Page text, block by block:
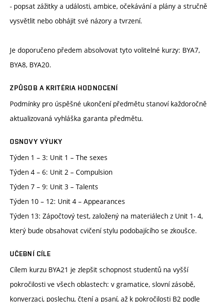
- popsat zážitky a události, ambice, očekávání a plány a stručně
vysvětlit nebo obhájit své názory a tvrzení.
Je doporučeno předem absolvovat tyto volitelné kurzy: BYA7,
BYA8, BYA20.
ZPŮSOB A KRITÉRIA HODNOCENÍ
Podmínky pro úspěšné ukončení předmětu stanoví každoročně
aktualizovaná vyhláška garanta předmětu.
OSNOVY VÝUKY
Týden 1 – 3: Unit 1 – The sexes
Týden 4 – 6: Unit 2 – Compulsion
Týden 7 – 9: Unit 3 – Talents
Týden 10 – 12: Unit 4 – Appearances
Týden 13: Zápočtový test, založený na materiálech z Unit 1- 4,
který bude obsahovat cvičení stylu podobajícího se zkoušce.
UČEBNÍ CÍLE
Cílem kurzu BYA21 je zlepšit schopnost studentů na vyšší
pokročilosti ve všech oblastech: v gramatice, slovní zásobě,
konverzaci, poslechu, čtení a psaní, až k pokročilosti B2 podle